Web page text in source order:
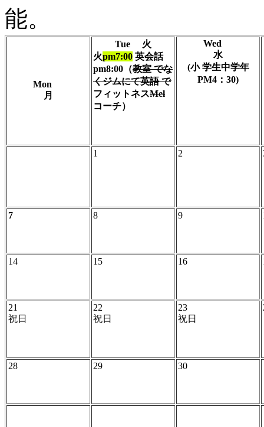
能。
Mon
月
Tue 火
火pm7:00 英会話
pm8:00（教室 でな
くジムにて英語 で
フィットネスMel
コーチ）
Wed
水
(小 学生中学年
PM4：30)
1 2
7 8 9
14 15 16
21
祝日
22
祝日
23
祝日
28 29 30